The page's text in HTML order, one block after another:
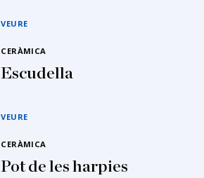
VEURE
CERÀMICA
Escudella
VEURE
CERÀMICA
Pot de les harpies